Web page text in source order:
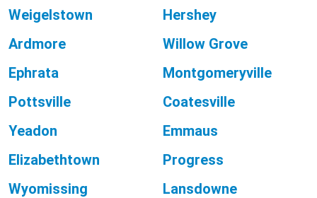
Weigelstown
Hershey
Ardmore
Willow Grove
Ephrata
Montgomeryville
Pottsville
Coatesville
Yeadon
Emmaus
Elizabethtown
Progress
Wyomissing
Lansdowne